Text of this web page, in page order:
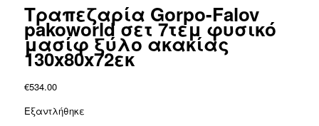
Τραπεζαρία Gorpo-Falov
pakoworld σετ 7τεμ φυσικό
μασίφ ξύλο ακακίας
130x80x72εκ
€534.00
Εξαντλήθηκε